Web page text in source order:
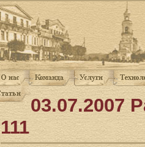
03.07.2007
111